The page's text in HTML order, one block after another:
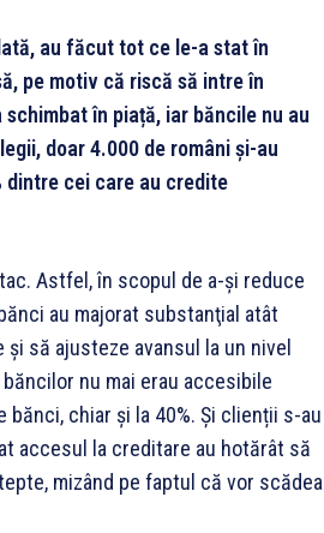
au făcut tot ce le-a stat în
pe motiv că riscă să intre în
în piață, iar băncile nu au
doar 4.000 de români şi-au
dintre cei care au credite
Astfel, în scopul de a-și reduce
au majorat substanţial atât
să ajusteze avansul la un nivel
nu mai erau accesibile
chiar şi la 40%. Și clienții s-au
accesul la creditare au hotărât să
mizând pe faptul că vor scădea